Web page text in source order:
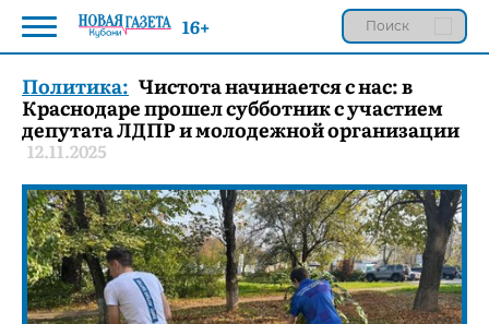
Политика: Чистота начинается с нас: в
Краснодаре прошел субботник с участием
депутата ЛДПР и молодежной организации
12.11.2025
16+